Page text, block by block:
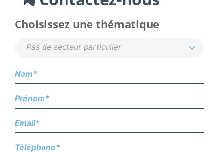
Choisissez une thématique